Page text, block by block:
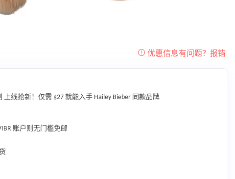
上线抢新！仅需 $27 就能入手 Hailey Bieber 同款品牌
账户则无门槛免邮
Nars、CT 等